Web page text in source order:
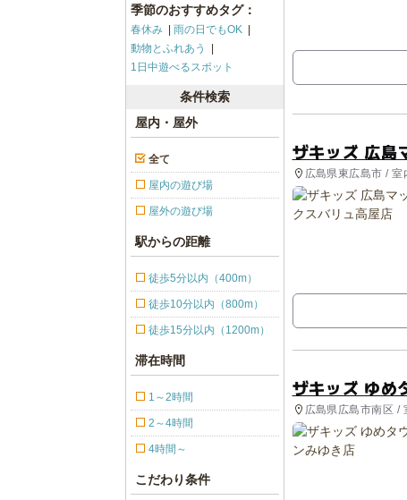
ザキッズ 広島
広島県東広島市 / 室
ザキッズ ゆめ
広島県広島市南区 /
季節のおすすめタグ：
春休み
雨の日でもOK
動物とふれあう
1日中遊べるスポット
条件検索
屋内・屋外
全て
屋内の遊び場
屋外の遊び場
駅からの距離
徒歩5分以内（400m）
徒歩10分以内（800m）
徒歩15分以内（1200m）
滞在時間
1～2時間
2～4時間
4時間～
こだわり条件